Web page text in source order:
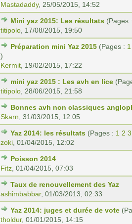
Mastadaddy, 25/05/2015, 14:52
Mini yaz 2015: Les résultats (Pages
titipolo 17/08/2015, 19:50
Préparation mini Yaz 2015 (Pages : 1
)
Kermit 19/02/2015, 17:22
mini yaz 2015 : Les avh en lice
titipolo 28/06/2015, 21:58
Bonnes avh non classiques
Skarn 31/03/2015, 12:05
Yaz 2014: les résultats (Pages : 1 2 3
zoki 01/04/2015, 12:02
Poisson 2014
Fitz 01/04/2015, 07:03
Taux de renouvellement des Yaz
ashimbabbar, 01/03/2013, 02:33
Yaz 2014: juges et durée de vote
tholdur, 01/01/2015, 14:15